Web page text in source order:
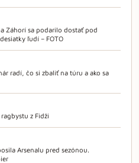
Záhorí sa podarilo dostať pod
ľudí – FOTO
radí, čo si zbaliť na túru a ako sa
z Fidži
Arsenalu pred sezónou.